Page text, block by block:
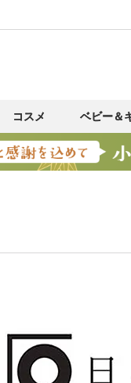
コスメ ベビー＆